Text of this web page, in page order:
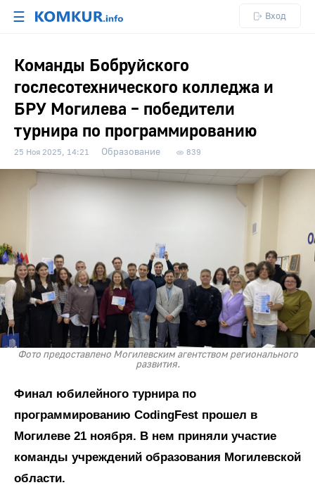
☰ Вход
Команды Бобруйского
гослесотехнического колледжа и
БРУ Могилева – победители
турнира по программированию
25 Ноя 2025, 14:21 Образование 839
Фото предоставлено Могилевским агентством регионального
развития.
Финал юбилейного турнира по
программированию CodingFest прошел в
Могилеве 21 ноября. В нем приняли участие
команды учреждений образования Могилевской
области.